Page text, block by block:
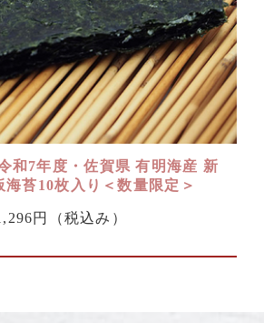
和7年度・佐賀県 有明海産 新
海苔10枚入り＜数量限定＞
円 （税込み）